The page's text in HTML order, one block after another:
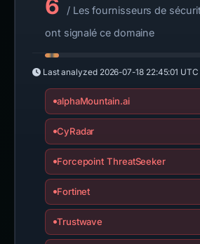
6
/ Les fournisseurs de
ont signalé ce domaine
Last analyzed 2026-07-18 22:45:01 UTC
alphaMountain.ai
CyRadar
Forcepoint ThreatSeeker
Fortinet
Trustwave